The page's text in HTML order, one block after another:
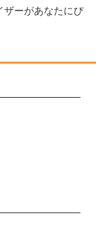
ザーがあなたにぴ